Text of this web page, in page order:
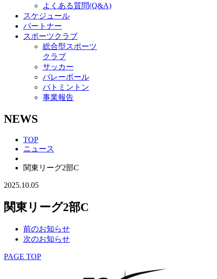
よくある質問(Q&A)
スケジュール
パートナー
スポーツクラブ
総合型スポーツ
クラブ
サッカー
バレーボール
バトミントン
事業報告
NEWS
TOP
ニュース
関東リーグ2部C
2025.10.05
関東リーグ2部C
前のお知らせ
次のお知らせ
PAGE TOP